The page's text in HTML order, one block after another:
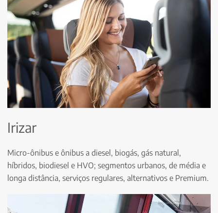
Irizar
Micro-ônibus e ônibus a diesel, biogás, gás natural,
híbridos, biodiesel e HVO; segmentos urbanos, de média e
longa distância, serviços regulares, alternativos e Premium.